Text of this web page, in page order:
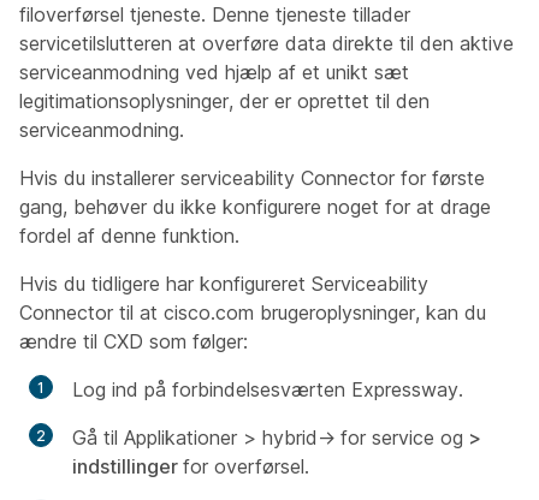
filoverførsel tjeneste. Denne tjeneste tillader
servicetilslutteren at overføre data direkte til den aktive
serviceanmodning ved hjælp af et unikt sæt
legitimationsoplysninger, der er oprettet til den
serviceanmodning.
Hvis du installerer serviceability Connector for første
gang, behøver du ikke konfigurere noget for at drage
fordel af denne funktion.
Hvis du tidligere har konfigureret Serviceability
Connector til at cisco.com brugeroplysninger, kan du
ændre til CXD som følger:
Log ind på forbindelsesværten Expressway.
Gå til Applikationer > hybrid-> for service og >
indstillinger for overførsel.